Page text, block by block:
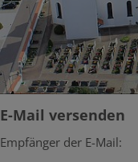
E-Mail versenden
Empfänger der E-Mail: